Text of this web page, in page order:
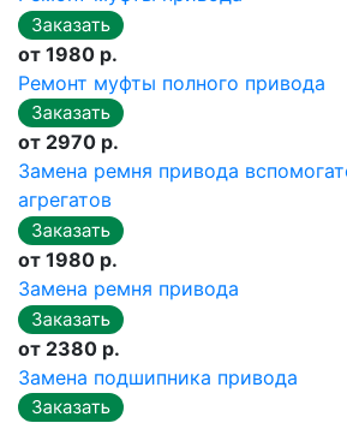
от 1980 р.
Ремонт муфты полного привода
от 2970 р.
Замена ремня привода
агрегатов
от 1980 р.
Замена ремня привода
от 2380 р.
Замена подшипника привода